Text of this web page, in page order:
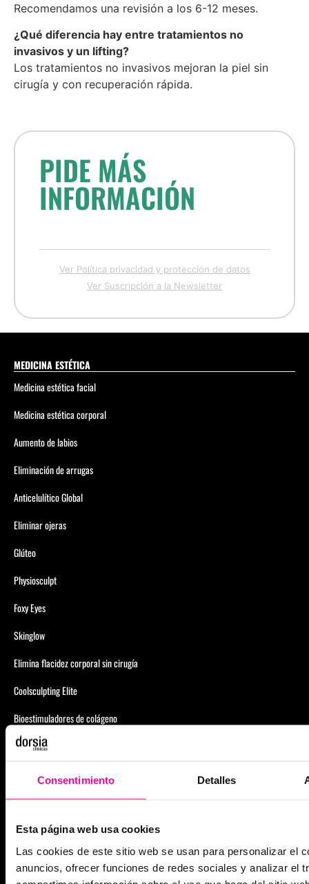
Consentimiento Detalles
Esta página web usa cookies
Las cookies de este sitio web se usan para personalizar el
anuncios, ofrecer funciones de redes sociales y analizar el
Recomendamos una revisión a los 6-12 meses.
¿Qué diferencia hay entre tratamientos no
invasivos y un lifting?
Los tratamientos no invasivos mejoran la piel sin
cirugía y con recuperación rápida.
PIDE MÁS
INFORMACIÓN
Ver Política privacidad y protección de datos
Ver Suscripción a la Newsletter
MEDICINA ESTÉTICA
Medicina estética facial
Medicina estética corporal
Aumento de labios
Eliminación de arrugas
Anticelulítico Global
Eliminar ojeras
Glúteo
Physiosculpt
Foxy Eyes
Skinglow
Elimina flacidez corporal sin cirugía
Coolsculpting Elite
Bioestimuladores de colágeno
Cirugía estética facial
Mastopexia: Elevación de pecho